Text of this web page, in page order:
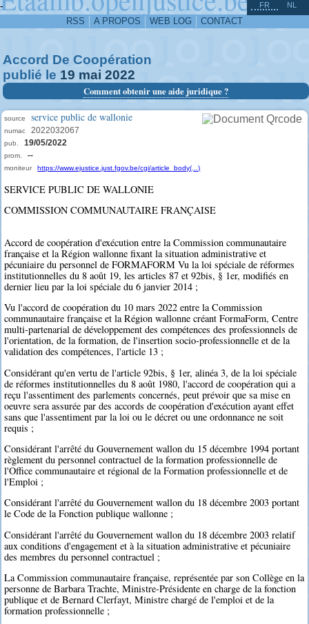
-
RSS A PROPOS WEB LOG CONTACT
FR NL
Accord De Coopération
publié le 19 mai 2022
Comment obtenir une aide juridique ?
source service public de wallonie
numac 2022032067
pub. 19/05/2022
prom. --
moniteur https://www.ejustice.just.fgov.be/cgi/article_body(...)
SERVICE PUBLIC DE WALLONIE
COMMISSION COMMUNAUTAIRE FRANÇAISE
Accord de coopération d'exécution entre la Commission communautaire
française et la Région wallonne fixant la situation administrative et
pécuniaire du personnel de FORMAFORM Vu la loi spéciale de réformes
institutionnelles du 8 août 19, les articles 87 et 92bis, § 1er, modifiés en
dernier lieu par la loi spéciale du 6 janvier 2014 ;
Vu l'accord de coopération du 10 mars 2022 entre la Commission
communautaire française et la Région wallonne créant FormaForm, Centre
multi-partenarial de développement des compétences des professionnels de
l'orientation, de la formation, de l'insertion socio-professionnelle et de la
validation des compétences, l'article 13 ;
Considérant qu'en vertu de l'article 92bis, § 1er, alinéa 3, de la loi spéciale
de réformes institutionnelles du 8 août 1980, l'accord de coopération qui a
reçu l'assentiment des parlements concernés, peut prévoir que sa mise en
oeuvre sera assurée par des accords de coopération d'exécution ayant effet
sans que l'assentiment par la loi ou le décret ou une ordonnance ne soit
requis ;
Considérant l'arrêté du Gouvernement wallon du 15 décembre 1994 portant
règlement du personnel contractuel de la formation professionnelle de
l'Office communautaire et régional de la Formation professionnelle et de
l'Emploi ;
Considérant l'arrêté du Gouvernement wallon du 18 décembre 2003 portant
le Code de la Fonction publique wallonne ;
Considérant l'arrêté du Gouvernement wallon du 18 décembre 2003 relatif
aux conditions d'engagement et à la situation administrative et pécuniaire
des membres du personnel contractuel ;
La Commission communautaire française, représentée par son Collège en la
personne de Barbara Trachte, Ministre-Présidente en charge de la fonction
publique et de Bernard Clerfayt, Ministre chargé de l'emploi et de la
formation professionnelle ;
^